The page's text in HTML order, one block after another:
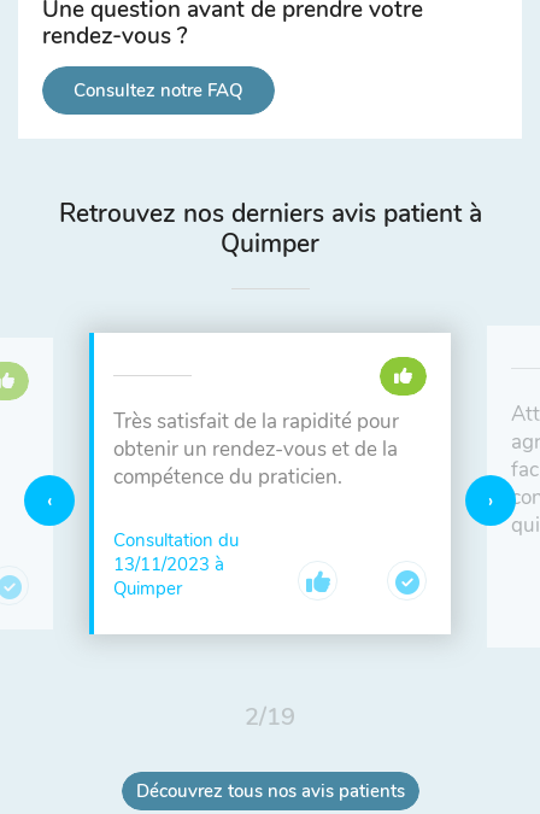
Une question avant de prendre votre
rendez-vous ?
Consultez notre FAQ
Retrouvez nos derniers avis patient à
Quimper
Très satisfait de la rapidité pour
obtenir un rendez-vous et de la
compétence du praticien.
Consultation du
13/11/2023 à
Quimper
2/19
Découvrez tous nos avis patients